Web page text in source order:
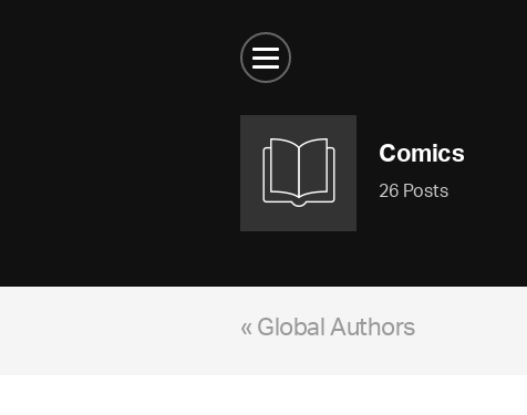
Comics
26 Posts
« Global Authors